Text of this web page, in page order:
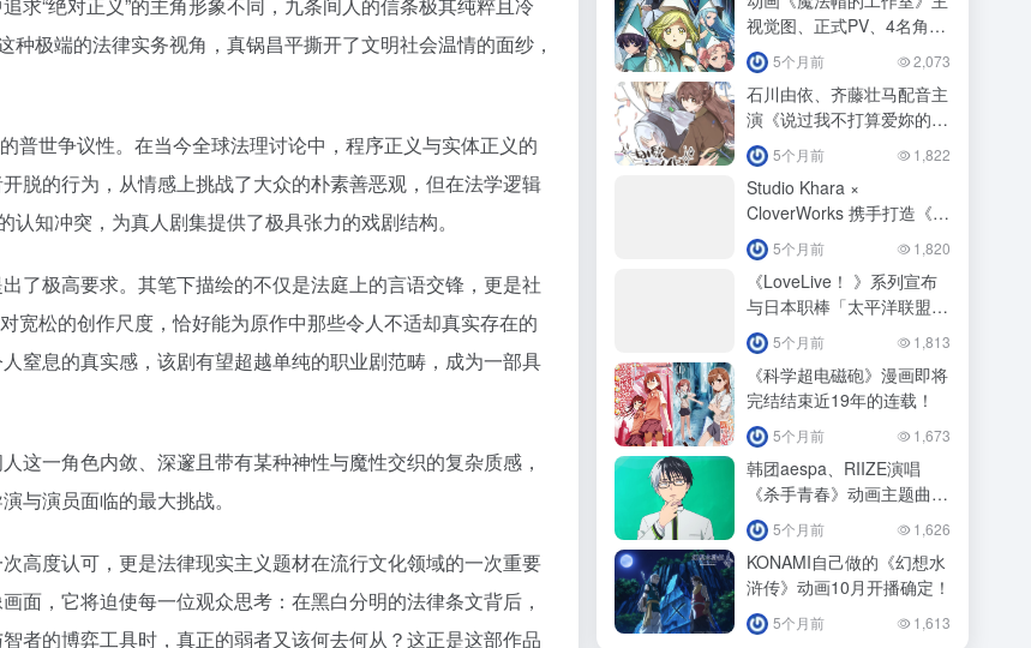
求“绝对正义”的主角形象不同，九条间人的信条极其纯粹且冷
极端的法律实务视角，真锅昌平撕开了文明社会温情的面纱，
普世争议性。在当今全球法理讨论中，程序正义与实体正义的
脱的行为，从情感上挑战了大众的朴素善恶观，但在法学逻辑
知冲突，为真人剧集提供了极具张力的戏剧结构。
了极高要求。其笔下描绘的不仅是法庭上的言语交锋，更是社
宽松的创作尺度，恰好能为原作中那些令人不适却真实存在的
窒息的真实感，该剧有望超越单纯的职业剧范畴，成为一部具
这一角色内敛、深邃且带有某种神性与魔性交织的复杂质感，
与演员面临的最大挑战。
高度认可，更是法律现实主义题材在流行文化领域的一次重要
面，它将迫使每一位观众思考：在黑白分明的法律条文背后，
者的博弈工具时，真正的弱者又该何去何从？这正是这部作品
视觉图、正式PV、4名角色
视觉图公开！
5个月前 2,073
石川由依、齐藤壮马配音主
演《说过我不打算爱妳的下
任公爵大人，不知为何竟然
对我溺爱有加》动画化！
5个月前 1,822
Studio Khara ×
CloverWorks 携手打造《福
音战士》新作释出特报影
像！
5个月前 1,820
《LoveLive！ 》系列宣布
与日本职棒「太平洋联盟6
球团」展开第3 波合作！
5个月前 1,813
《科学超电磁砲》漫画即将
完结结束近19年的连载！
5个月前 1,673
韩团aespa、RIIZE演唱
《杀手青春》动画主题曲
4/11正式播出！
5个月前 1,626
KONAMI自己做的《幻想水
浒传》动画10月开播确定！
5个月前 1,613